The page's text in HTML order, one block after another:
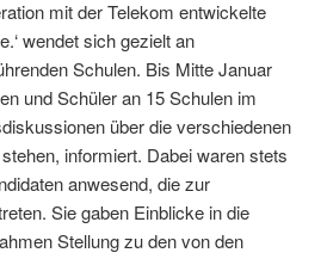
mit der Telekom entwickelte
wendet sich gezielt an
Schulen. Bis Mitte Januar
und Schüler an 15 Schulen im
über die verschiedenen
informiert. Dabei waren stets
anwesend, die zur
Sie gaben Einblicke in die
Stellung zu den von den